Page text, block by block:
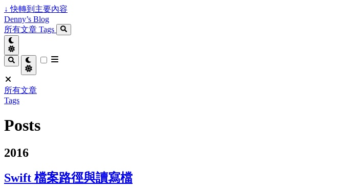
↓ 快轉到主要內容
Denny’s Blog
所有文章 Tags
所有文章
Tags
Posts
2016
Swift 檔案路徑與讀寫檔